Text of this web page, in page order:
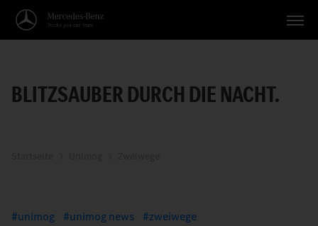
Anwendungen
Deutsch
BLITZSAUBER DURCH DIE NACHT.
unimog unimog news zweiwege